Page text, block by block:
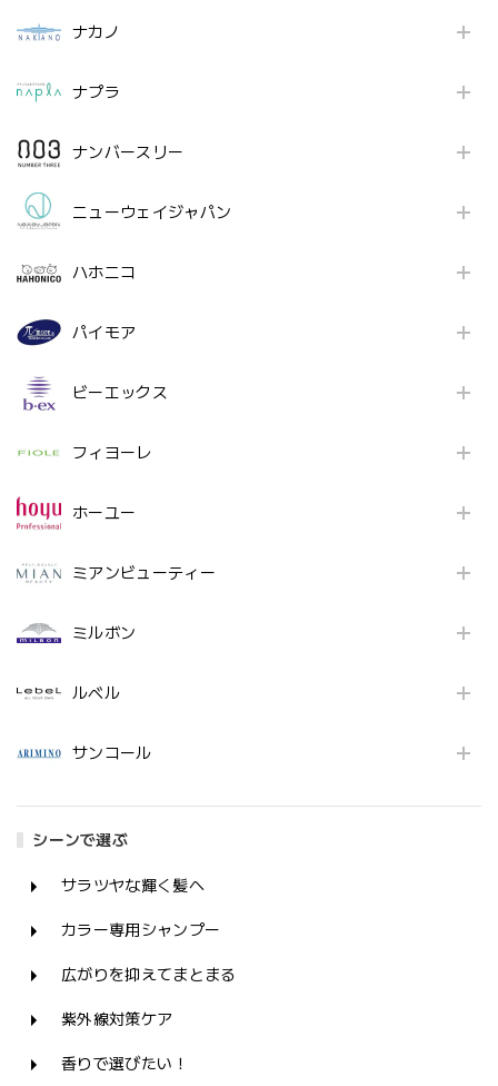
ナカノ
ナプラ
ナンバースリー
ニューウェイジャパン
ハホニコ
パイモア
ビーエックス
フィヨーレ
ホーユー
ミアンビューティー
ミルボン
ルベル
サンコール
シーンで選ぶ
サラツヤな輝く髪へ
カラー専用シャンプー
広がりを抑えてまとまる
紫外線対策ケア
香りで選びたい！